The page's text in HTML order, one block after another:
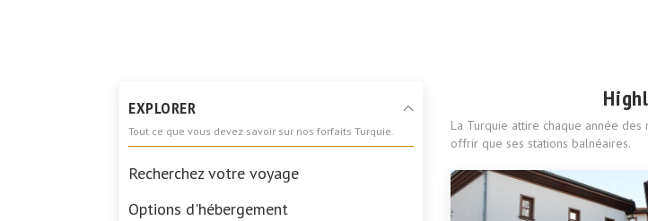
EXPLORER
Tout ce que vous devez savoir sur nos forfaits Turquie.
Recherchez votre voyage
Options d'hébergement
La Turquie attire chaque année
offrir que ses stations balnéaires.